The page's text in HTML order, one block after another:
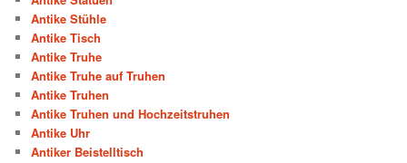
Antike Stühle
Antike Tisch
Antike Truhe
Antike Truhe auf Truhen
Antike Truhen
Antike Truhen und Hochzeitstruhen
Antike Uhr
Antiker Beistelltisch